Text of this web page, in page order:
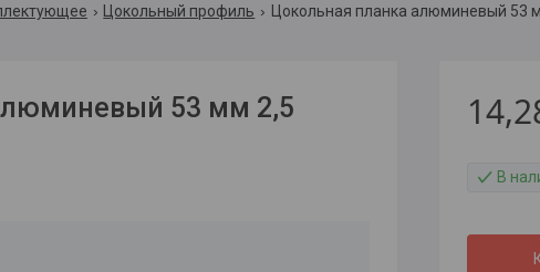
Цокольный профиль Цокольная планка алюминевый 53
53 мм 2,5
В